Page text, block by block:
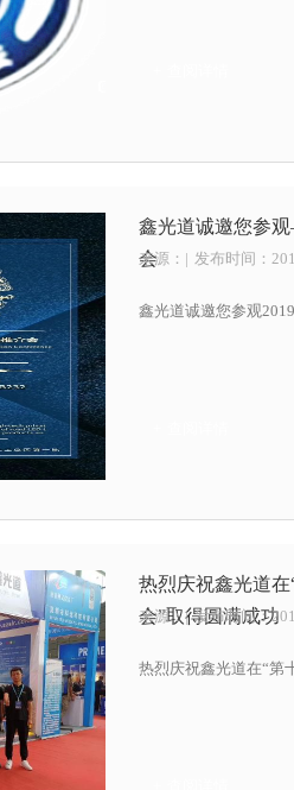
鑫光道诚邀您参
会
鑫光道诚邀您参观
来源： | 发布时间：
热烈庆祝鑫光道
会”取得圆满成功
热烈庆祝鑫光道在“第
来源：| 发布时间：